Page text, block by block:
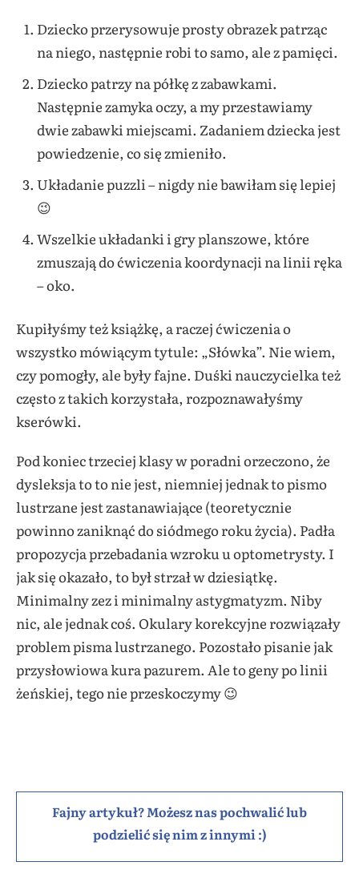
Dziecko przerysowuje prosty obrazek patrząc
na niego, następnie robi to samo, ale z pamięci.
Dziecko patrzy na półkę z zabawkami.
Następnie zamyka oczy, a my przestawiamy
dwie zabawki miejscami. Zadaniem dziecka jest
powiedzenie, co się zmieniło.
Układanie puzzli – nigdy nie bawiłam się lepiej
😉
Wszelkie układanki i gry planszowe, które
zmuszają do ćwiczenia koordynacji na linii ręka
– oko.
Kupiłyśmy też książkę, a raczej ćwiczenia o
wszystko mówiącym tytule: „Słówka”. Nie wiem,
czy pomogły, ale były fajne. Duśki nauczycielka też
często z takich korzystała, rozpoznawałyśmy
kserówki.
Pod koniec trzeciej klasy w poradni orzeczono, że
dysleksja to to nie jest, niemniej jednak to pismo
lustrzane jest zastanawiające (teoretycznie
powinno zaniknąć do siódmego roku życia). Padła
propozycja przebadania wzroku u optometrysty. I
jak się okazało, to był strzał w dziesiątkę.
Minimalny zez i minimalny astygmatyzm. Niby
nic, ale jednak coś. Okulary korekcyjne rozwiązały
problem pisma lustrzanego. Pozostało pisanie jak
przysłowiowa kura pazurem. Ale to geny po linii
żeńskiej, tego nie przeskoczymy 😉
Fajny artykuł? Możesz nas pochwalić lub
podzielić się nim z innymi :)